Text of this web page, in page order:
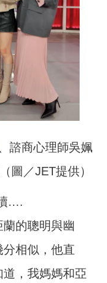
諮商心理師吳姵
圖／JET提供）
….
的聰明與幽
相似，他直
，我媽媽和亞